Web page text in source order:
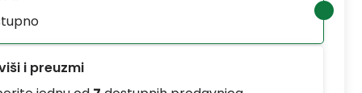
i preuzmi